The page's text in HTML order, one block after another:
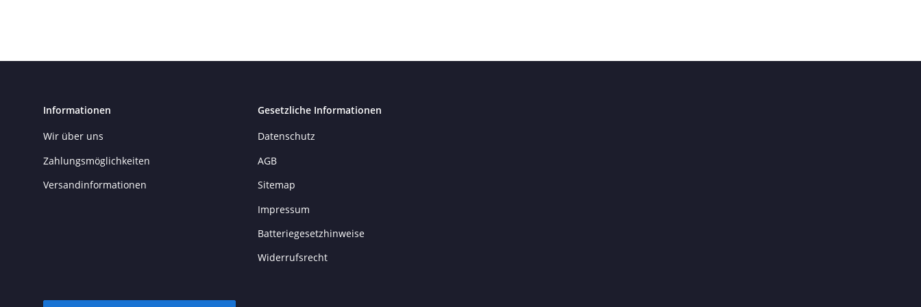
Informationen
Wir über uns
Zahlungsmöglichkeiten
Versandinformationen
Gesetzliche Informationen
Datenschutz
AGB
Sitemap
Impressum
Batteriegesetzhinweise
Widerrufsrecht